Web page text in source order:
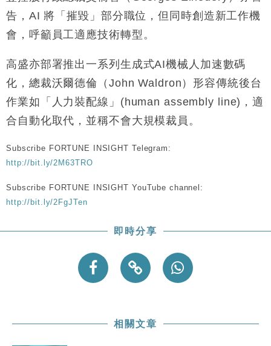
告，AI 將「摧毀」部分職位，但同時創造新工作機
會，呼籲員工適應技術轉型。
高盛亦部署推出一系列生成式AI機械人加速數碼
化，總裁沃爾德倫（John Waldron）形容傳統後台
作業如「人力裝配線」(human assembly line)，適
合自動化取代，並稱不會大規模裁員。
Subscribe FORTUNE INSIGHT Telegram:
http://bit.ly/2M63TRO
Subscribe FORTUNE INSIGHT YouTube channel:
http://bit.ly/2FgJTen
即時分享
相關文章